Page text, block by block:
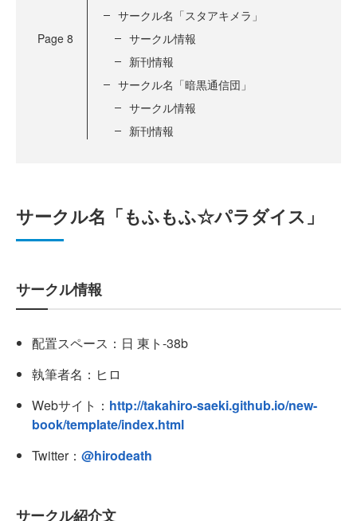
Page 8
サークル名「スタアキメラ」
サークル情報
新刊情報
サークル名「暗黒通信団」
サークル情報
新刊情報
サークル名「もふもふ☆パラダイス」
サークル情報
配置スペース：日 東ト-38b
執筆者名：ヒロ
Webサイト： http://takahiro-saeki.github.io/new-
book/template/index.html
Twitter： @hirodeath
サークル紹介文